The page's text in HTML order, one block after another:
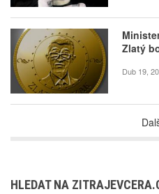
Zlatý
Dub 19,
HLEDAT NA